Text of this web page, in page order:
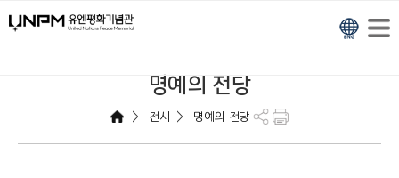
명예의 전당
> 전시 > 명예의 전당